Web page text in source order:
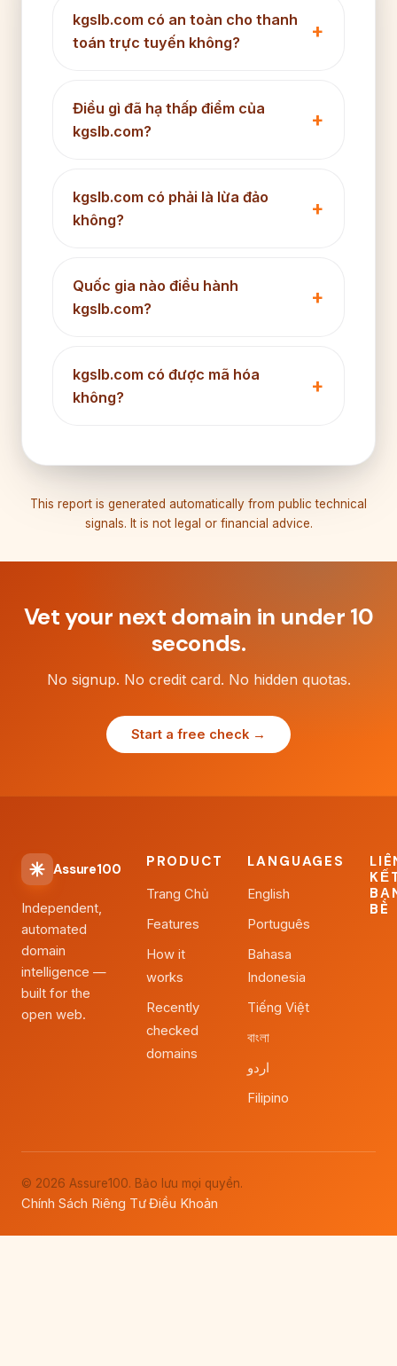
kgslb.com có an toàn cho thanh
toán trực tuyến không?
Điều gì đã hạ thấp điểm của
kgslb.com?
kgslb.com có phải là lừa đảo
không?
Quốc gia nào điều hành
kgslb.com?
kgslb.com có được mã hóa
không?
This report is generated automatically from public technical
signals. It is not legal or financial advice.
Vet your next domain in under 10
seconds.
No signup. No credit card. No hidden quotas.
Start a free check →
Assure100
Independent,
automated
domain
intelligence —
built for the
open web.
PRODUCT
Trang Chủ
Features
How it
works
Recently
checked
domains
LANGUAGES
English
Português
Bahasa
Indonesia
Tiếng Việt
বাংলা
اردو
Filipino
BÈ
© 2026 Assure100. Bảo lưu mọi quyền.
Chính Sách Riêng Tư·Điều Khoản